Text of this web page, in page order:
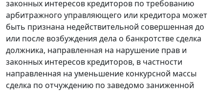
законных интересов кредиторов по требованию
арбитражного управляющего или кредитора может
быть признана недействительной совершенная до
или после возбуждения дела о банкротстве сделка
должника, направленная на нарушение прав и
законных интересов кредиторов, в частности
направленная на уменьшение конкурсной массы
сделка по отчуждению по заведомо заниженной